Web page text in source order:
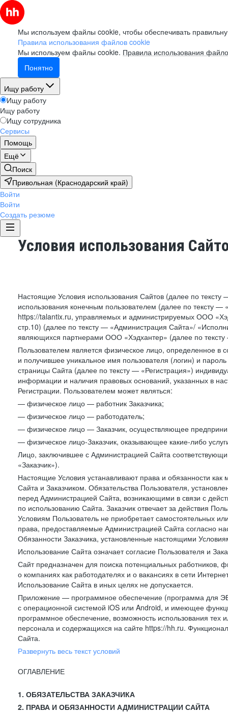
Мы используем файлы cookie, чтобы обеспечивать
Правила использования файлов cookie
Мы используем файлы cookie. Правила использования
Понятно
Ищу работу
Ищу работу
Ищу работу
Ищу сотрудника
Сервисы
Помощь
Ещё
Поиск
Привольная (Краснодарский край)
Войти
Войти
Создать резюме
Условия использования
Настоящие Условия использования Сайтов (далее по
использования конечным пользователем (далее по тексту
https://talantix.ru, управляемых и администрируемых ООО
стр.10) (далее по тексту — «Администрация Сайта»/
являющихся партнерами ООО «Хэдхантер» (далее по
Пользователем является физическое лицо, определенное в
и получившее уникальное имя пользователя (логин) и
страницы Сайта (далее по тексту — «Регистрация»)
информации и наличия правовых оснований, указанных в
Регистрации. Пользователем может являться:
— физическое лицо — работник Заказчика;
— физическое лицо — работодатель;
— физическое лицо — Заказчик, осуществляющее
— физическое лицо-Заказчик, оказывающее какие-либо
Лицо, заключившее с Администрацией Сайта
«Заказчик»).
Настоящие Условия устанавливают права и обязанности
Сайта и Заказчиком. Обязательства Пользователя,
перед Администрацией Сайта, возникающими в связи с
по использованию Сайта. Заказчик отвечает за действия
Условиям Пользователь не приобретает самостоятельных
права, предоставляемые Администрацией Сайта согласно
Обязанности Заказчика, установленные настоящими
Использование Сайта означает согласие Пользователя и
Сайт предназначен для поиска потенциальных
о компаниях как работодателях и о вакансиях в сети
Использование Сайта в иных целях не допускается.
Приложение — программное обеспечение (программа для
с операционной системой iOS или Android, и имеющее
программное обеспечение, возможность использования
персонала и содержащихся на сайте https://hh.ru.
Сайта.
Развернуть весь текст условий
ОГЛАВЛЕНИЕ
1. ОБЯЗАТЕЛЬСТВА ЗАКАЗЧИКА
2. ПРАВА И ОБЯЗАННОСТИ АДМИНИСТРАЦИИ САЙТА